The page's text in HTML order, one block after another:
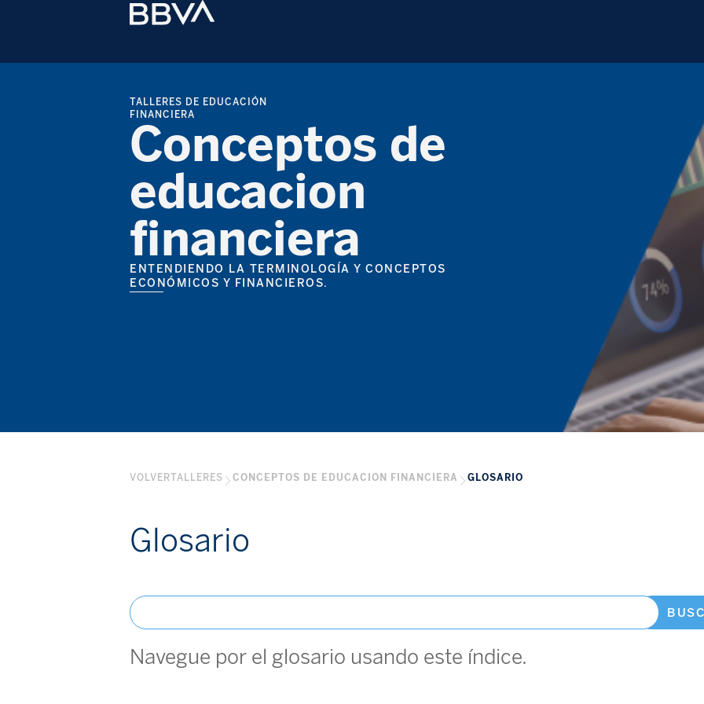
TALLERES DE EDUCACIÓN
FINANCIERA
Conceptos de
educacion
financiera
ENTENDIENDO LA TERMINOLOGÍA Y CONCEPTOS
ECONÓMICOS Y FINANCIEROS.
VOLVER TALLERES CONCEPTOS DE EDUCACION FINANCIERA GLOSARIO
Glosario
Navegue por el glosario usando este índice.